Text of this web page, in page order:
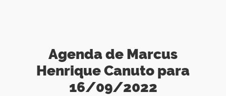
Agenda de Marcus
Henrique Canuto para
16/09/2022